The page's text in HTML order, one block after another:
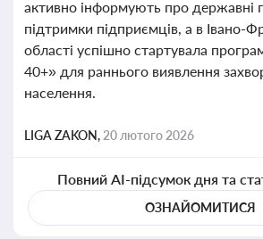
активно інформують про державні
підтримки підприємців, а в Івано-
області успішно стартувала
40+» для раннього виявлення
населення.
LIGA ZAKON, 20 лютого 2026
Повний AI-підсумок дня та
ОЗНАЙОМИТИСЯ